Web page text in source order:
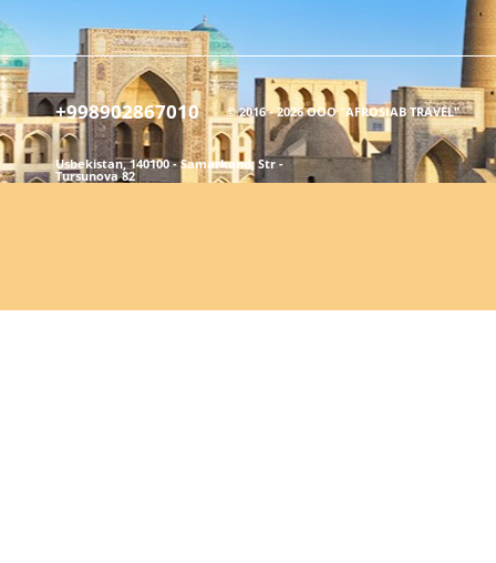
+998902867010 © 2016 - 2026 ООО "AFROSIAB TRAVEL"
Usbekistan, 140100 - Samarkand, Str -
Tursunova 82